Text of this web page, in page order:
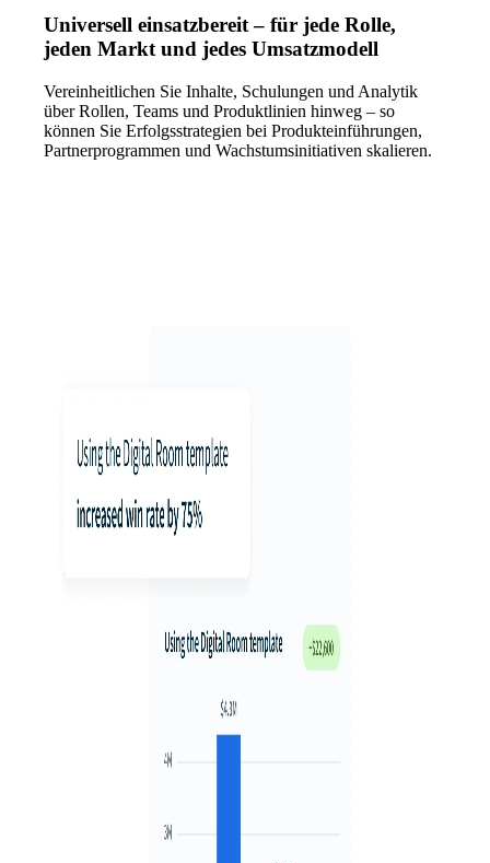
Universell einsatzbereit – für jede Rolle,
jeden Markt und jedes Umsatzmodell
Vereinheitlichen Sie Inhalte, Schulungen und Analytik
über Rollen, Teams und Produktlinien hinweg – so
können Sie Erfolgsstrategien bei Produkteinführungen,
Partnerprogrammen und Wachstumsinitiativen skalieren.